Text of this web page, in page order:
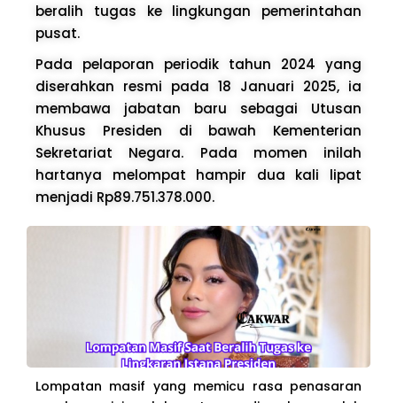
beralih tugas ke lingkungan pemerintahan
pusat.
Pada pelaporan periodik tahun 2024 yang
diserahkan resmi pada 18 Januari 2025, ia
membawa jabatan baru sebagai Utusan
Khusus Presiden di bawah Kementerian
Sekretariat Negara. Pada momen inilah
hartanya melompat hampir dua kali lipat
menjadi Rp89.751.378.000.
Lompatan masif yang memicu rasa penasaran